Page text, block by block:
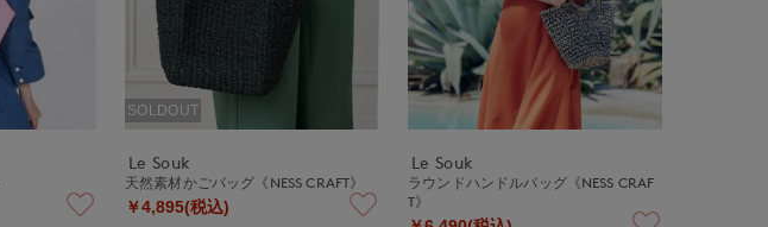
SOLDOUT
Le Souk
天然素材かごバッグ《NESS CRAFT》
￥4,895(税込)
Le Souk
ラウンドハンドルバッグ《NESS CRAF
T》